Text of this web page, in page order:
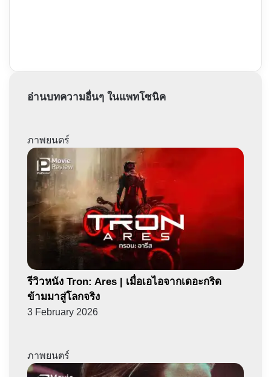
อ่านบทความอื่นๆ ในแพทโซนิค
ภาพยนตร์
รีวิวหนัง Tron: Ares | เมื่อเอไอจากเดอะกริด
ข้ามมาสู่โลกจริง
3 February 2026
ภาพยนตร์